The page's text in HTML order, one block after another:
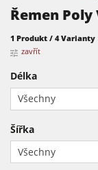
Formátovací
Okružní pily
CNC
Formátovací
Spodní frézky
Řemen Poly
1 Produkt / 4 Varianty
zavřít
Délka
Všechny
Šířka
Všechny